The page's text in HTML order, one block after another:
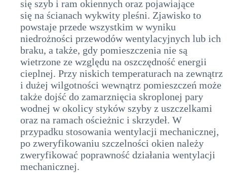
się szyb i ram okiennych oraz pojawiające
się na ścianach wykwity pleśni. Zjawisko to
powstaje przede wszystkim w wyniku
niedrożności przewodów wentylacyjnych lub ich
braku, a także, gdy pomieszczenia nie są
wietrzone ze względu na oszczędność energii
cieplnej. Przy niskich temperaturach na zewnątrz
i dużej wilgotności wewnątrz pomieszczeń może
także dojść do zamarznięcia skroplonej pary
wodnej w okolicy styków szyby z uszczelkami
oraz na ramach ościeżnic i skrzydeł. W
przypadku stosowania wentylacji mechanicznej,
po zweryfikowaniu szczelności okien należy
zweryfikować poprawność działania wentylacji
mechanicznej.